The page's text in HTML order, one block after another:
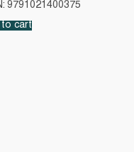
9791021400375
to cart